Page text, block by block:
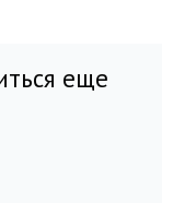
еще